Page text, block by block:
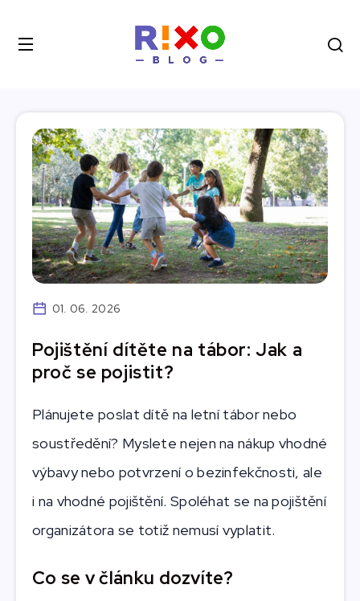
01. 06. 2026
Pojištění dítěte na tábor: Jak a
proč se pojistit?
Plánujete poslat dítě na letní tábor nebo
soustředění? Myslete nejen na nákup vhodné
výbavy nebo potvrzení o bezinfekčnosti, ale
i na vhodné pojištění. Spoléhat se na pojištění
organizátora se totiž nemusí vyplatit.
Co se v článku dozvíte?